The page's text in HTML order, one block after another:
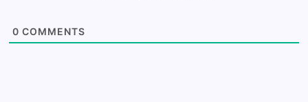
0 COMMENTS